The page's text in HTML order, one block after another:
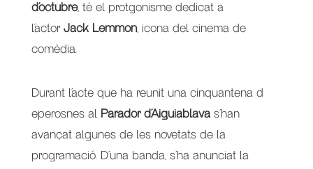
d’octubre, té el protgonisme dedicat a
l’actor Jack Lemmon, icona del cinema de
comèdia.
Durant l’acte que ha reunit una cinquantena d
eperosnes al
Parador d’Aiguiablavas’han
avançat algunes de les novetats de la
programació. D’una banda, s’ha anunciat la